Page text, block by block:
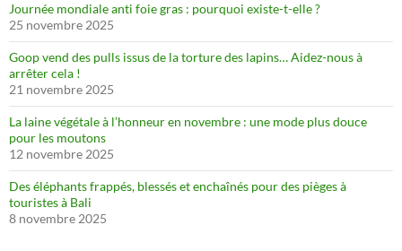
Journée mondiale anti foie gras : pourquoi existe-t-elle ?
25 novembre 2025
Goop vend des pulls issus de la torture des lapins… Aidez-nous à
arrêter cela !
21 novembre 2025
La laine végétale à l’honneur en novembre : une mode plus douce
pour les moutons
12 novembre 2025
Des éléphants frappés, blessés et enchaînés pour des pièges à
touristes à Bali
8 novembre 2025